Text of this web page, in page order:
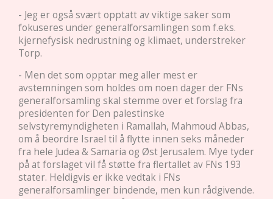
- Jeg er også svært opptatt av viktige saker som
fokuseres under generalforsamlingen som f.eks.
kjernefysisk nedrustning og klimaet, understreker
Torp.
- Men det som opptar meg aller mest er
avstemningen som holdes om noen dager der FNs
generalforsamling skal stemme over et forslag fra
presidenten for Den palestinske
selvstyremyndigheten i Ramallah, Mahmoud Abbas,
om å beordre Israel til å flytte innen seks måneder
fra hele Judea & Samaria og Øst Jerusalem. Mye tyder
på at forslaget vil få støtte fra flertallet av FNs 193
stater. Heldigvis er ikke vedtak i FNs
generalforsamlinger bindende, men kun rådgivende.